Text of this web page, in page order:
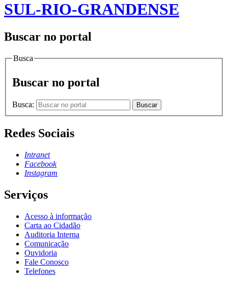
SUL-RIO-GRANDENSE
Buscar no portal
Busca
Buscar no portal
Busca: Buscar
Redes Sociais
Intranet
Facebook
Instagram
Serviços
Acesso à informação
Carta ao Cidadão
Auditoria Interna
Comunicação
Ouvidoria
Fale Conosco
Telefones